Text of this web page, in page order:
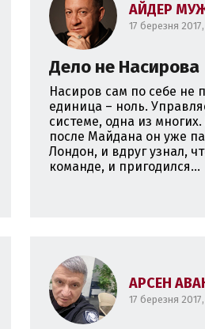
АЙДЕР
17 березня
Дело не Насирова
Насиров сам по себе не
единица – ноль.
системе, одна из
после Майдана он уже
Лондон, и вдруг узнал,
команде, и пригодился...
АРСЕН
17 березня 2017,